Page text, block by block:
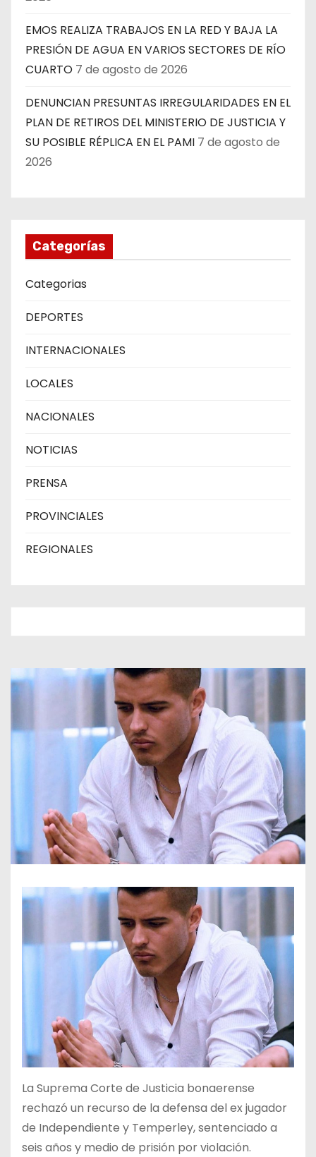
EMOS REALIZA TRABAJOS EN LA RED Y BAJA LA
PRESIÓN DE AGUA EN VARIOS SECTORES DE RÍO
CUARTO 7 de agosto de 2026
DENUNCIAN PRESUNTAS IRREGULARIDADES EN EL
PLAN DE RETIROS DEL MINISTERIO DE JUSTICIA Y
SU POSIBLE RÉPLICA EN EL PAMI 7 de agosto de
2026
Categorías
Categorias
DEPORTES
INTERNACIONALES
LOCALES
NACIONALES
NOTICIAS
PRENSA
PROVINCIALES
REGIONALES
La Suprema Corte de Justicia bonaerense
rechazó un recurso de la defensa del ex jugador
de Independiente y Temperley, sentenciado a
seis años y medio de prisión por violación.